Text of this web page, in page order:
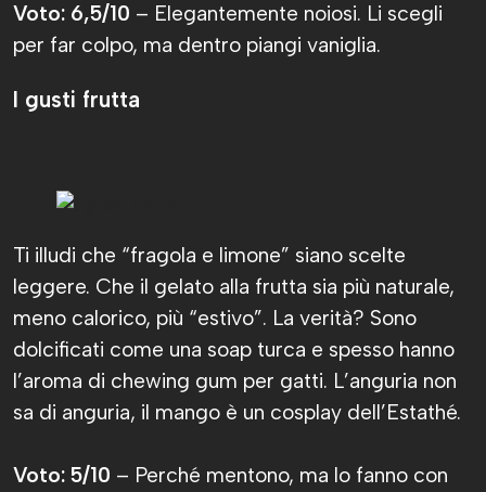
Voto: 6,5/10 – Elegantemente noiosi. Li scegli
per far colpo, ma dentro piangi vaniglia.
I gusti frutta
Ti illudi che “fragola e limone” siano scelte
leggere. Che il gelato alla frutta sia più naturale,
meno calorico, più “estivo”. La verità? Sono
dolcificati come una soap turca e spesso hanno
l’aroma di chewing gum per gatti. L’anguria non
sa di anguria, il mango è un cosplay dell’Estathé.
Voto: 5/10 – Perché mentono, ma lo fanno con